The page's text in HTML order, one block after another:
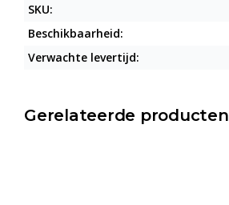
SKU:
Beschikbaarheid:
Verwachte levertijd:
Gerelateerde producten